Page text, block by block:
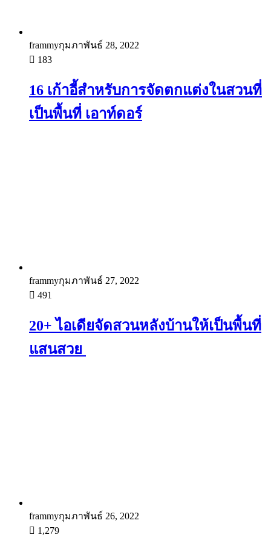
frammyกุมภาพันธ์ 28, 2022
183
16 เก้าอี้สำหรับการจัดตกแต่งในสวนที่
เป็นพื้นที่ เอาท์ดอร์
frammyกุมภาพันธ์ 27, 2022
491
20+ ไอเดียจัดสวนหลังบ้านให้เป็นพื้นที่
แสนสวย
frammyกุมภาพันธ์ 26, 2022
1,279